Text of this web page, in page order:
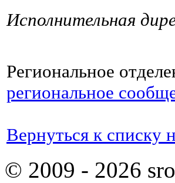
Исполнительная
Региональное
региональное
Вернуться к списку
© 2009 - 2026